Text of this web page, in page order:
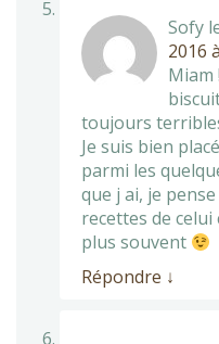
Sofy
2016
Miam
toujours
Je suis bien
parmi les
que j ai, je
recettes de celui
plus souvent
Répondre ↓